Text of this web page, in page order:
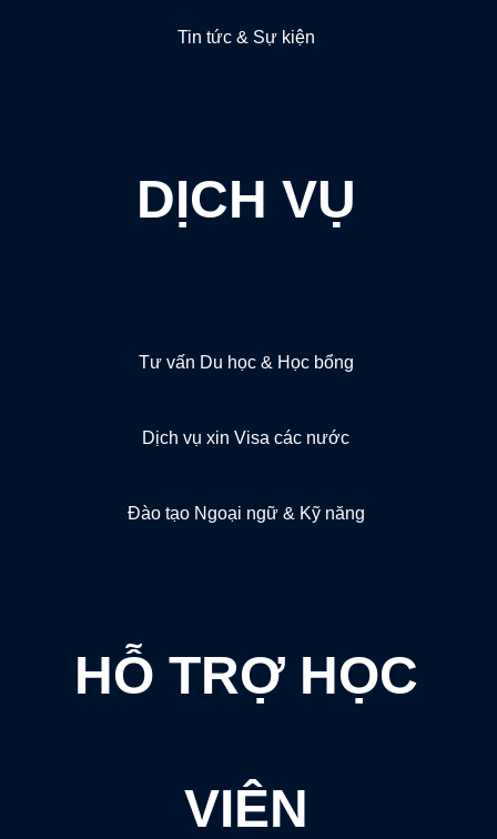
Tin tức & Sự kiện
DỊCH VỤ
Tư vấn Du học & Học bổng
Dịch vụ xin Visa các nước
Đào tạo Ngoại ngữ & Kỹ năng
HỖ TRỢ HỌC
VIÊN